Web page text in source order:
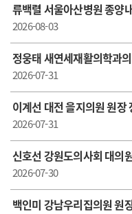
류백렬 서울아산병원 종양
2026-08-03
정웅태 새연세재활의학과
2026-07-31
이계선 대전 을지의원 원장
2026-07-31
신호선 강원도의사회 대의
2026-07-30
백인미 강남우리집의원 원